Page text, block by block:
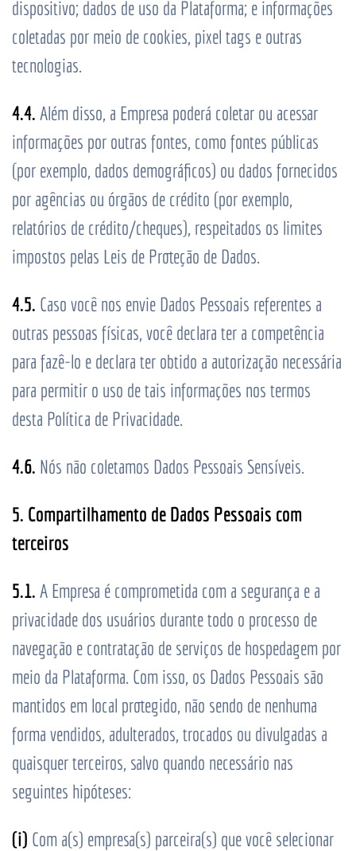
dispositivo; dados de uso da Plataforma; e informações
coletadas por meio de cookies, pixel tags e outras
tecnologias.
4.4. Além disso, a Empresa poderá coletar ou acessar
informações por outras fontes, como fontes públicas
(por exemplo, dados demográficos) ou dados fornecidos
por agências ou órgãos de crédito (por exemplo,
relatórios de crédito/cheques), respeitados os limites
impostos pelas Leis de Proteção de Dados.
4.5. Caso você nos envie Dados Pessoais referentes a
outras pessoas físicas, você declara ter a competência
para fazê-lo e declara ter obtido a autorização necessária
para permitir o uso de tais informações nos termos
desta Política de Privacidade.
4.6. Nós não coletamos Dados Pessoais Sensíveis.
5. Compartilhamento de Dados Pessoais com
terceiros
5.1. A Empresa é comprometida com a segurança e a
privacidade dos usuários durante todo o processo de
navegação e contratação de serviços de hospedagem por
meio da Plataforma. Com isso, os Dados Pessoais são
mantidos em local protegido, não sendo de nenhuma
forma vendidos, adulterados, trocados ou divulgadas a
quaisquer terceiros, salvo quando necessário nas
seguintes hipóteses:
(i) Com a(s) empresa(s) parceira(s) que você selecionar